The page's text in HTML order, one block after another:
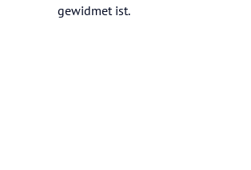
gewidmet ist.